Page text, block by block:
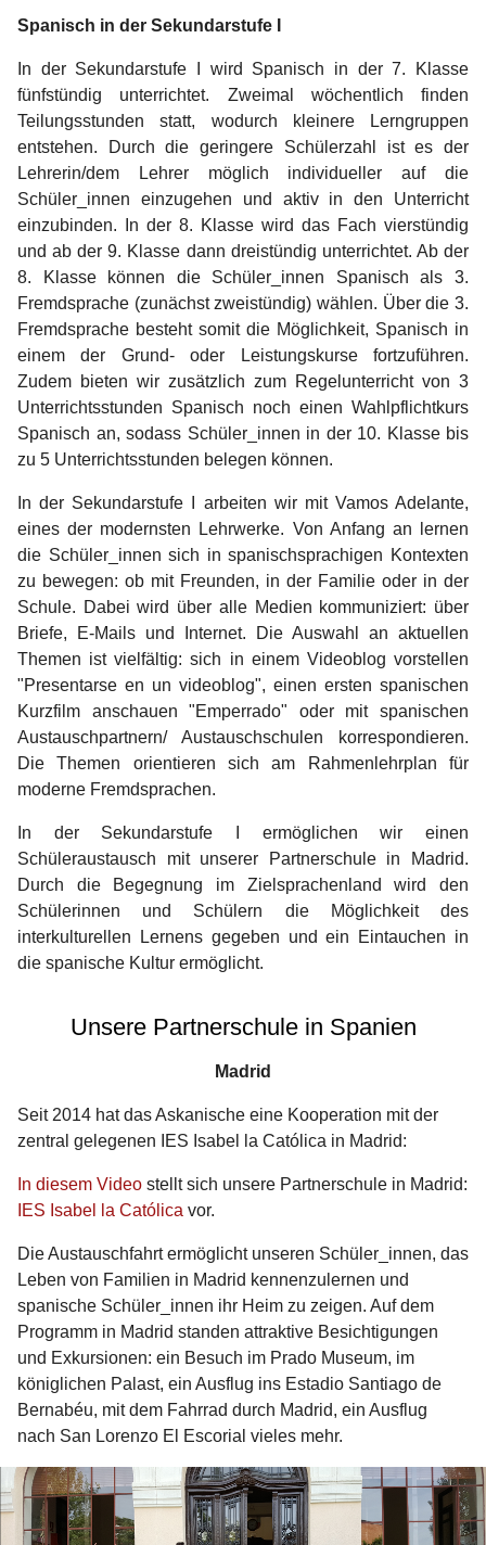
Spanisch in der Sekundarstufe I
In der Sekundarstufe I wird Spanisch in der 7. Klasse
fünfstündig unterrichtet. Zweimal wöchentlich finden
Teilungsstunden statt, wodurch kleinere Lerngruppen
entstehen. Durch die geringere Schülerzahl ist es der
Lehrerin/dem Lehrer möglich individueller auf die
Schüler_innen einzugehen und aktiv in den Unterricht
einzubinden. In der 8. Klasse wird das Fach vierstündig
und ab der 9. Klasse dann dreistündig unterrichtet. Ab der
8. Klasse können die Schüler_innen Spanisch als 3.
Fremdsprache (zunächst zweistündig) wählen. Über die 3.
Fremdsprache besteht somit die Möglichkeit, Spanisch in
einem der Grund- oder Leistungskurse fortzuführen.
Zudem bieten wir zusätzlich zum Regelunterricht von 3
Unterrichtsstunden Spanisch noch einen Wahlpflichtkurs
Spanisch an, sodass Schüler_innen in der 10. Klasse bis
zu 5 Unterrichtsstunden belegen können.
In der Sekundarstufe I arbeiten wir mit Vamos Adelante,
eines der modernsten Lehrwerke. Von Anfang an lernen
die Schüler_innen sich in spanischsprachigen Kontexten
zu bewegen: ob mit Freunden, in der Familie oder in der
Schule. Dabei wird über alle Medien kommuniziert: über
Briefe, E-Mails und Internet. Die Auswahl an aktuellen
Themen ist vielfältig: sich in einem Videoblog vorstellen
"Presentarse en un videoblog", einen ersten spanischen
Kurzfilm anschauen "Emperrado" oder mit spanischen
Austauschpartnern/ Austauschschulen korrespondieren.
Die Themen orientieren sich am Rahmenlehrplan für
moderne Fremdsprachen.
In der Sekundarstufe I ermöglichen wir einen
Schüleraustausch mit unserer Partnerschule in Madrid.
Durch die Begegnung im Zielsprachenland wird den
Schülerinnen und Schülern die Möglichkeit des
interkulturellen Lernens gegeben und ein Eintauchen in
die spanische Kultur ermöglicht.
Unsere Partnerschule in Spanien
Madrid
Seit 2014 hat das Askanische eine Kooperation mit der
zentral gelegenen IES Isabel la Católica in Madrid:
In diesem Video stellt sich unsere Partnerschule in Madrid:
IES Isabel la Católica vor.
Die Austauschfahrt ermöglicht unseren Schüler_innen, das
Leben von Familien in Madrid kennenzulernen und
spanische Schüler_innen ihr Heim zu zeigen. Auf dem
Programm in Madrid standen attraktive Besichtigungen
und Exkursionen: ein Besuch im Prado Museum, im
königlichen Palast, ein Ausflug ins Estadio Santiago de
Bernabéu, mit dem Fahrrad durch Madrid, ein Ausflug
nach San Lorenzo El Escorial vieles mehr.